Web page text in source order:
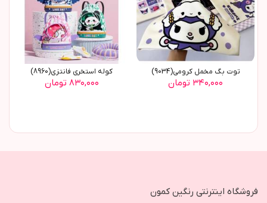
توت بگ مخمل کرومی(9034)
۳۴۰,۰۰۰ تومان
کوله استخری فانتزی(8960)
۸۳۰,۰۰۰ تومان
فروشگاه اینترنتی رنگین کمون